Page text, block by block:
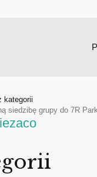
kategorii
siedzibę grupy do 7R